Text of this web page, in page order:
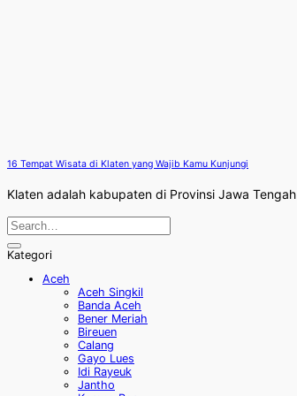
16 Tempat Wisata di Klaten yang Wajib Kamu Kunjungi
Klaten adalah kabupaten di Provinsi Jawa
Kategori
Aceh
Aceh Singkil
Banda Aceh
Bener Meriah
Bireuen
Calang
Gayo Lues
Idi Rayeuk
Jantho